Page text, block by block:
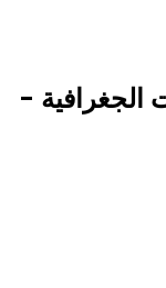
الجغرافية -